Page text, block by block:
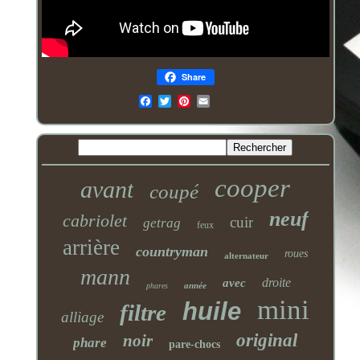
Share
avant coupé cooper
cabriolet getrag feux cuir neuf
arrière countryman alternateur roues
mann phares année avec droite
alliage filtre huile mini
phare noir pare-chocs original